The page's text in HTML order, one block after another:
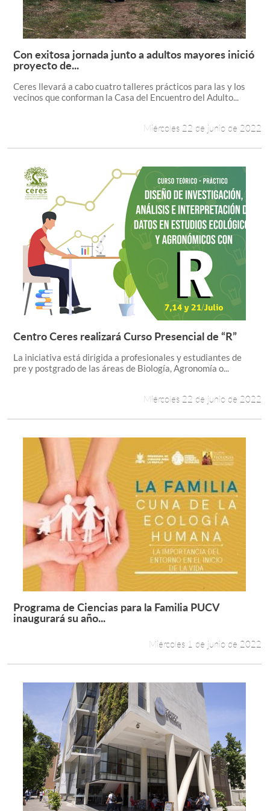
Leer más +
Con exitosa jornada junto a adultos mayores inició
proyecto de...
Ceres llevará a cabo cuatro talleres prácticos para las y los
vecinos que conforman la Casa del Encuentro del Adulto...
Miércoles 22 de junio de 2022
Leer más +
Centro Ceres realizará Curso Presencial de “R”
La iniciativa está dirigida a profesionales y estudiantes de
pre y postgrado de las áreas de Biología, Agronomía o...
Miércoles 22 de junio de 2022
Leer más +
Programa de Ciencias para la Familia PUCV
inaugurará su año...
Miércoles 1 de junio de 2022